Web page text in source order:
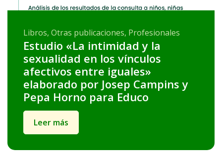
Libros, Otras publicaciones, Profesionales
Estudio «La intimidad y la
sexualidad en los vínculos
afectivos entre iguales»
elaborado por Josep Campins y
Pepa Horno para Educo
Leer más